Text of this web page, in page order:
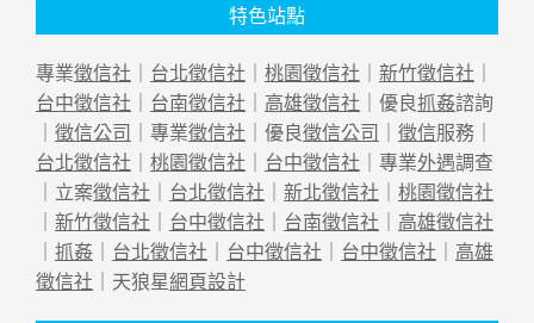
特色站點
專業徵信社 ｜ 台北徵信社 ｜ 桃園徵信社 ｜ 新竹徵信社 ｜
台中徵信社 ｜ 台南徵信社 ｜ 高雄徵信社 ｜優良抓姦諮詢
｜ 徵信公司 ｜專業徵信社 ｜優良徵信公司 ｜ 徵信服務｜
台北徵信社 ｜ 桃園徵信社 ｜ 台中徵信社 ｜專業外遇調查
｜立案徵信社 ｜ 台北徵信社 ｜ 新北徵信社 ｜ 桃園徵信社
｜ 新竹徵信社 ｜ 台中徵信社 ｜ 台南徵信社 ｜ 高雄徵信社
｜ 抓姦 ｜ 台北徵信社 ｜ 台中徵信社 ｜ 台中徵信社 ｜ 高雄
徵信社 ｜天狼星網頁設計